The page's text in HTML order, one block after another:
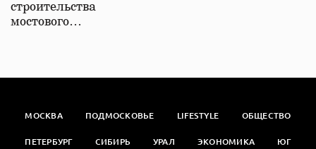
строительства
мостового…
МОСКВА ПОДМОСКОВЬЕ LIFESTYLE ОБЩЕСТВО
ПЕТЕРБУРГ СИБИРЬ УРАЛ ЭКОНОМИКА ЮГ